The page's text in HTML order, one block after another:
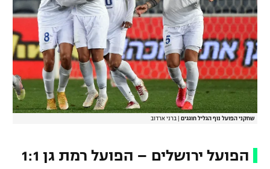
שחקני הפועל נוף הגליל חוגגים ברני ארדוב
הפועל ירושלים – הפועל רמת גן 1:1